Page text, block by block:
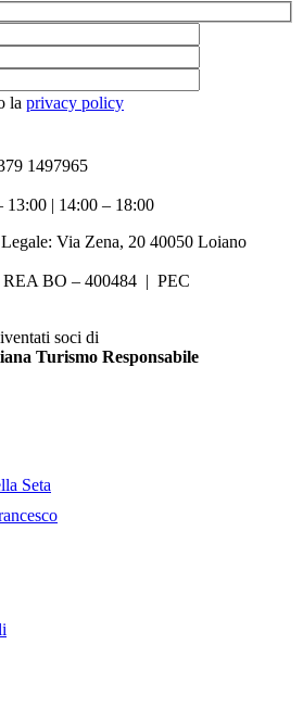
la privacy policy
1497965
| 14:00 – 18:00
Via Zena, 20 40050 Loiano
BO – 400484 | PEC
soci di
Turismo Responsabile
Seta